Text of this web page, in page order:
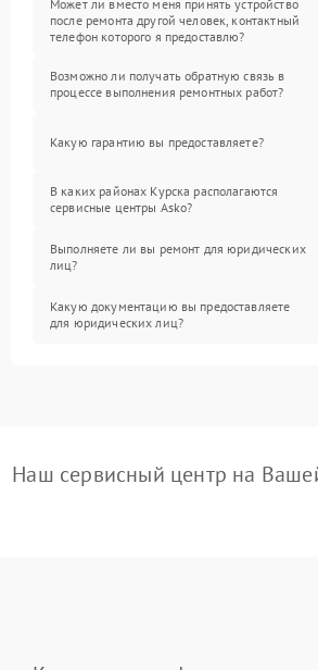
Может ли вместо меня принять устройство
после ремонта другой человек, контактный
телефон которого я предоставлю?
Возможно ли получать обратную связь в
процессе выполнения ремонтных работ?
Какую гарантию вы предоставляете?
В каких районах Курска располагаются
сервисные центры Asko?
Выполняете ли вы ремонт для юридических
лиц?
Какую документацию вы предоставляете
для юридических лиц?
Наш сервисный центр на